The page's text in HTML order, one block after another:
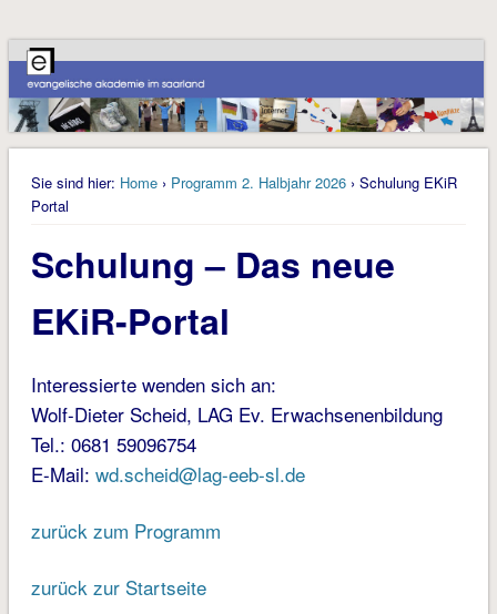
Sie sind hier: Home› Programm 2. Halbjahr 2026› Schulung EKiR
Portal
Schulung – Das neue
EKiR-Portal
Interessierte wenden sich an:
Wolf-Dieter Scheid, LAG Ev. Erwachsenenbildung
Tel.: 0681 59096754
E-Mail: wd.scheid@lag-eeb-sl.de
zurück zum Programm
zurück zur Startseite